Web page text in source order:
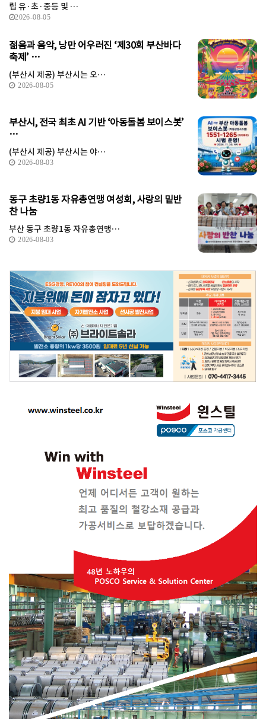
립 유·초·중등 및 …
2026-08-05
젊음과 음악, 낭만 어우러진 ‘제30회 부산바다
축제’ …
(부산시 제공) 부산시는 오…
2026-08-05
부산시, 전국 최초 AI 기반 ‘아동돌봄 보이스봇’
…
(부산시 제공) 부산시는 야…
2026-08-03
동구 초량1동 자유총연맹 여성회, 사랑의 밑반
찬 나눔
부산 동구 초량1동 자유총연맹…
2026-08-03